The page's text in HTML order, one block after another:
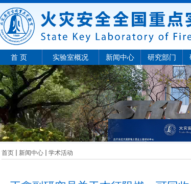
首 页 实验室概况 新闻中心 研究部门
首页 新闻中心 学术活动